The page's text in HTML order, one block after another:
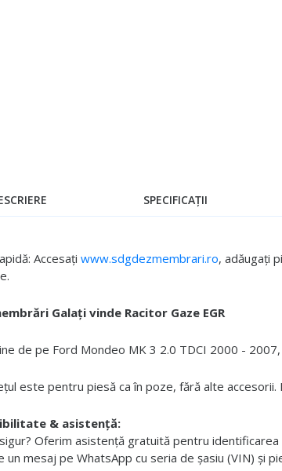
Accesați www.sdgdezmembrari.ro, adăugați
Galați vinde Racitor Gaze EGR
de pe Ford Mondeo MK 3 2.0 TDCI 2000 -
este pentru piesă ca în poze, fără alte
& asistență:
Oferim asistență gratuită pentru
un mesaj pe WhatsApp cu seria de șasiu (VIN) și
SPECIFICAȚII